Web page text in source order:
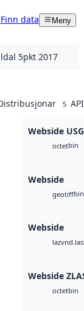
Finn data Meny
5pkt 2017
5
Webside
octetbin
Webside
geotiffbin
Webside
laz
Webside
octetbin